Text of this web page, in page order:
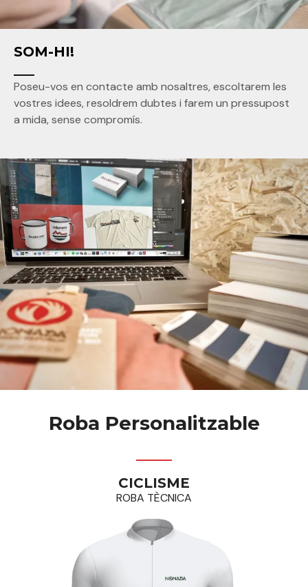
SOM-HI!
Poseu-vos en contacte amb nosaltres, escoltarem les
vostres idees, resoldrem dubtes i farem un pressupost
a mida, sense compromís.
Roba Personalitzable
CICLISME
ROBA TÈCNICA